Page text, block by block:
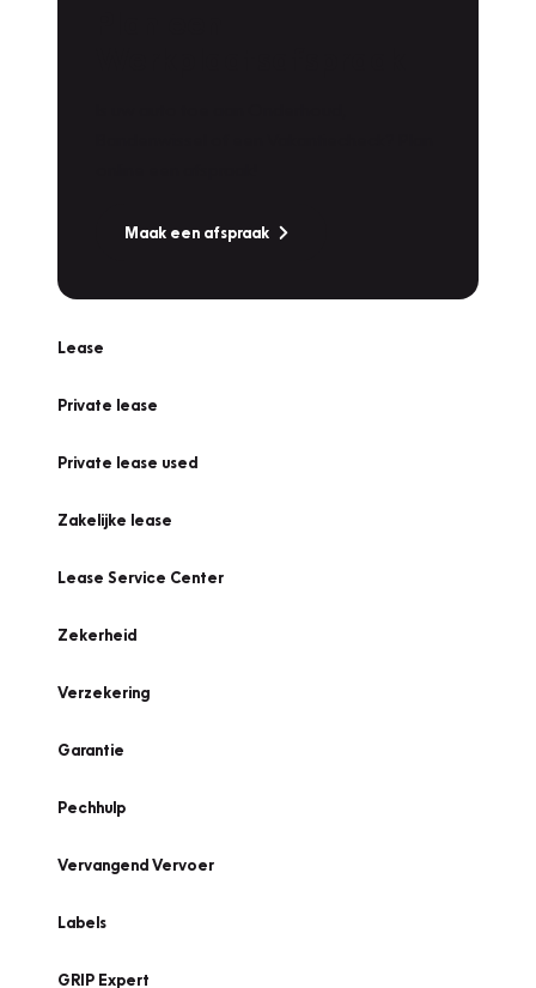
Maak een afspraak
Lease
Private lease
Private lease used
Zakelijke lease
Lease Service Center
Zekerheid
Verzekering
Garantie
Pechhulp
Vervangend Vervoer
Labels
GRIP Expert